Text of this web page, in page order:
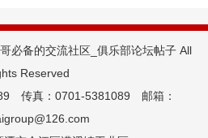
的交流社区_俱乐部论坛帖子 All
Reserved
传真：0701-5381089 邮箱：